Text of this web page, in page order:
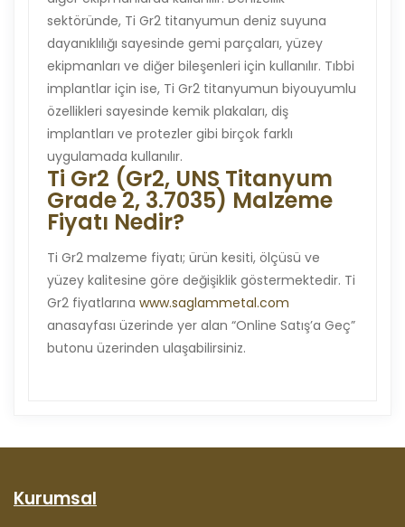
sektöründe, Ti Gr2 titanyumun deniz suyuna
dayanıklılığı sayesinde gemi parçaları, yüzey
ekipmanları ve diğer bileşenleri için kullanılır. Tıbbi
implantlar için ise, Ti Gr2 titanyumun biyouyumlu
özellikleri sayesinde kemik plakaları, diş
implantları ve protezler gibi birçok farklı
uygulamada kullanılır.
Ti Gr2 (Gr2, UNS Titanyum
Grade 2, 3.7035) Malzeme
Fiyatı Nedir?
Ti Gr2 malzeme fiyatı; ürün kesiti, ölçüsü ve
yüzey kalitesine göre değişiklik göstermektedir. Ti
Gr2 fiyatlarına www.saglammetal.com
anasayfası üzerinde yer alan “Online Satış’a Geç”
butonu üzerinden ulaşabilirsiniz.
Kurumsal